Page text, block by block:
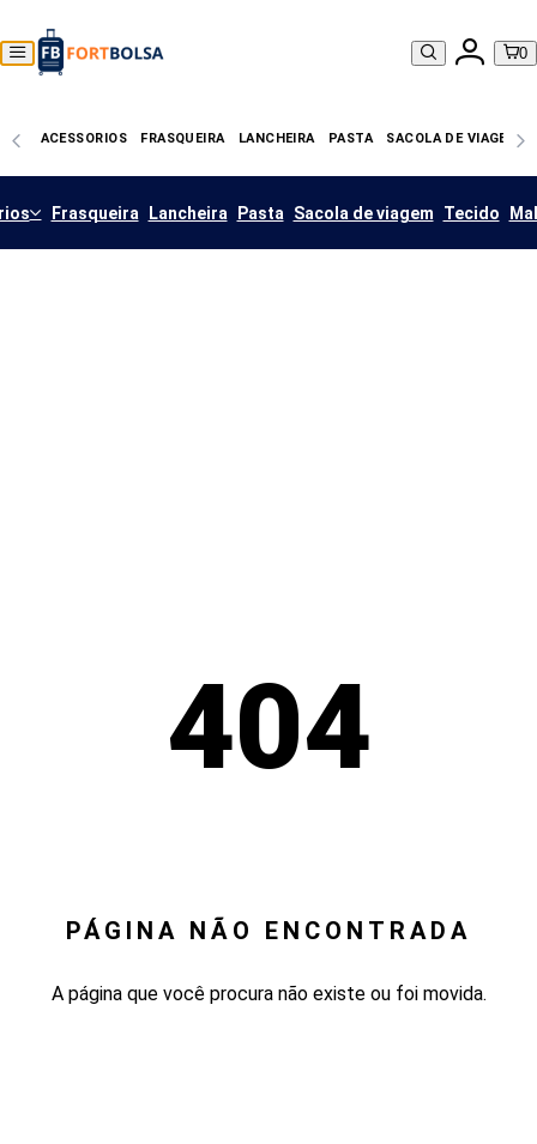
0
ACESSORIOS FRASQUEIRA LANCHEIRA PASTA SACOLA DE VIAGEM
Frasqueira Lancheira Pasta Sacola de viagem Tecido
404
PÁGINA NÃO ENCONTRADA
A página que você procura não existe ou foi movida.